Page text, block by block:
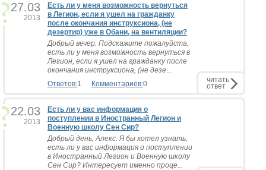
27.03
2013
Есть ли у меня возможность вернуться
в Легион, если я ушел на гражданку
после окончания инструксиона, (не
дезертир) уже в Обани, на вентиляции?
Добрый вечер. Подскажите пожалуйста,
есть ли у меня возможность вернуться в
Легион, если я ушел на гражданку после
окончания инструксиона, (не дезе...
Ответов:1 Комментариев:0 читать
ответ
22.03
2013
Есть ли у вас информация о
поступлении в Иностранный Легион и
Военную школу Сен Сир?
Добрый день, Алекс. Я бы хотел узнать,
есть ли у вас информация о поступлении
в Иностранный Легион и Военную школу
Сен Сир? Интересует именно проце...